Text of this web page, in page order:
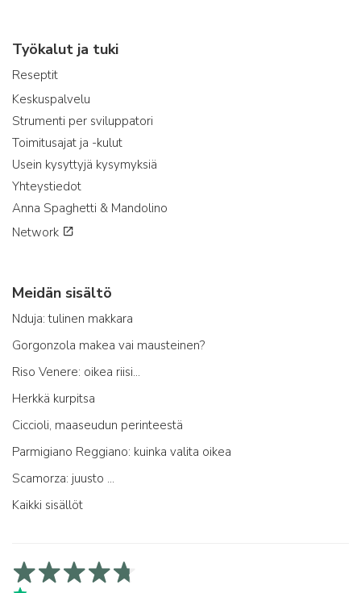
Työkalut ja tuki
Reseptit
Keskuspalvelu
Strumenti per sviluppatori
Toimitusajat ja -kulut
Usein kysyttyjä kysymyksiä
Yhteystiedot
Anna Spaghetti & Mandolino
Network
Meidän sisältö
Nduja: tulinen makkara
Gorgonzola makea vai mausteinen?
Riso Venere: oikea riisi...
Herkkä kurpitsa
Ciccioli, maaseudun perinteestä
Parmigiano Reggiano: kuinka valita oikea
Scamorza: juusto ...
Kaikki sisällöt